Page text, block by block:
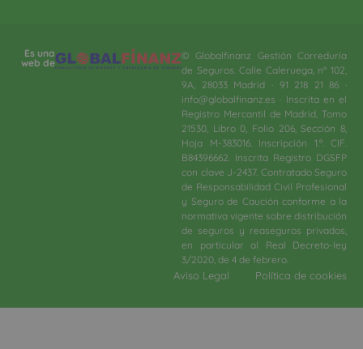
Es una
web de
© Globalfinanz Gestión Correduría
de Seguros. Calle Caleruega, nº 102,
9A, 28033 Madrid · 91 218 21 86 ·
info@globalfinanz.es · Inscrita en el
Registro Mercantil de Madrid, Tomo
21530, Libro 0, Folio 206, Sección 8,
Hoja M-383016. Inscripción 1.ª. CIF.
B84396662. Inscrita Registro DGSFP
con clave J-2437. Contratado Seguro
de Responsabilidad Civil Profesional
y Seguro de Caución conforme a la
normativa vigente sobre distribución
de seguros y reaseguros privados,
en particular al Real Decreto-ley
3/2020, de 4 de febrero.​
Aviso Legal Política de cookies